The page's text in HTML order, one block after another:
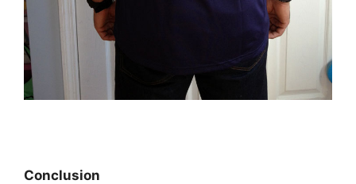
Conclusion